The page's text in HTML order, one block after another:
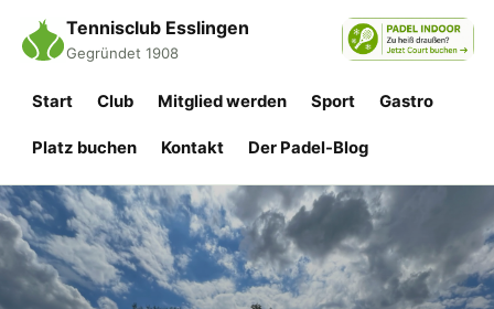
Tennisclub Esslingen
Gegründet 1908
Start Club Mitglied werden Sport Gastro
Platz buchen Kontakt Der Padel-Blog